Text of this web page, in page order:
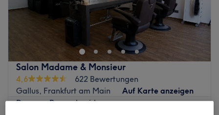
Erlebe die Faszination lebendiger Haarfarben und
harmonischer, ausdrucksstarker Colorationen in der
Königswarter Straße 2, Ecke Sandweg. Im gemütlichen
Salon mit Altbau-Flair sorgen Oliver Moch und sein Team
für präzise Looks auf höchstem technischen Niveau. Die
verwendeten Pflegeprodukte kommen unter anderem vom
Label Glynt, milk_shake und sind nichts, was es von der
Stange gibt. Buch dir easy und bequem mit Treatwell
Salon Madame & Monsieur
4,6
622 Bewertungen
Gallus, Frankfurt am Main
Auf Karte anzeigen
Damen - Pony schneiden